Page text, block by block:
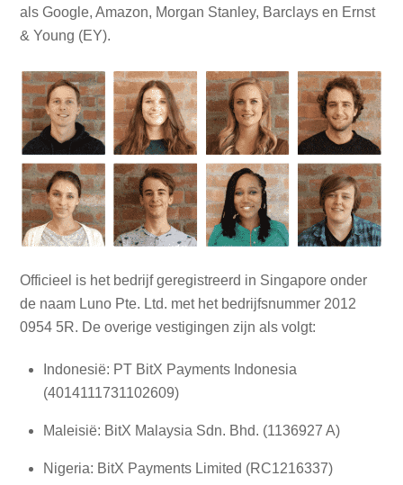
als Google, Amazon, Morgan Stanley, Barclays en Ernst
& Young (EY).
Officieel is het bedrijf geregistreerd in Singapore onder
de naam Luno Pte. Ltd. met het bedrijfsnummer 2012
0954 5R. De overige vestigingen zijn als volgt:
Indonesië: PT BitX Payments Indonesia
(4014111731102609)
Maleisië: BitX Malaysia Sdn. Bhd. (1136927 A)
Nigeria: BitX Payments Limited (RC1216337)